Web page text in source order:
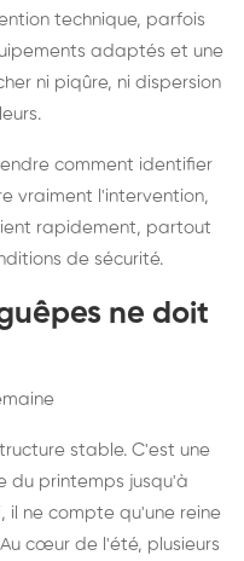
technique, parfois
adaptés et une
ni piqûre, ni dispersion
comment identifier
vraiment l'intervention,
rapidement, partout
de sécurité.
ne doit
stable. C'est une
du printemps jusqu'à
il ne compte qu'une reine
cœur de l'été, plusieurs